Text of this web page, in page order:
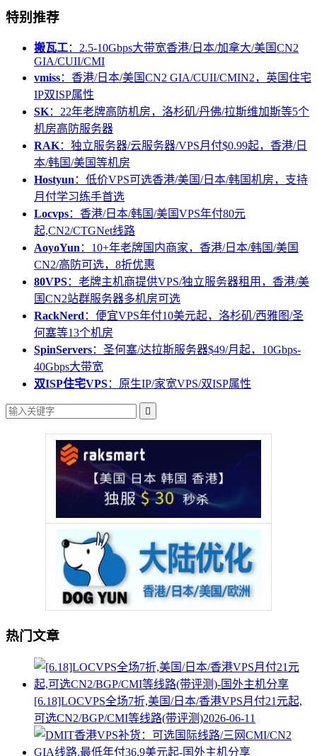
特别推荐
搬瓦工：2.5-10Gbps大带宽香港/日本/加拿大/美国CN2
GIA/CUII/CMI
vmiss：香港/日本/美国CN2 GIA/CUII/CMIN2，英国住宅
IP双ISP属性
SK：22年老牌高防机房，洛杉矶/丹佛/拉斯维加斯等5个
机房高防服务器
RAK：独立服务器/云服务器/VPS月付$0.99起，香港/日
本/韩国/美国等机房
Hostyun ：低价VPS可选香港/美国/日本/韩国机房，支持
月付学习练手首选
Locvps：香港/日本/韩国/美国VPS年付80元
起,CN2/CTGNet线路
AoyoYun ：10+年老牌国内商家，香港/日本/韩国/美国
CN2/高防可选，8折优惠
80VPS：老牌主机商提供VPS/独立服务器租用，香港/美
国CN2站群服务器多机房可选
RackNerd ：便宜VPS年付10美元起，洛杉矶/西雅图/圣
何塞等13个机房
SpinServers：圣何塞/达拉斯服务器$49/月起，10Gbps-
40Gbps大带宽
双ISP住宅VPS：原生IP/家宽VPS/双ISP属性

热门文章
[6.18]LOCVPS全场7折,美国/日本/香港VPS月付21元起,
可选CN2/BGP/CMI等线路(带评测)2026-06-11